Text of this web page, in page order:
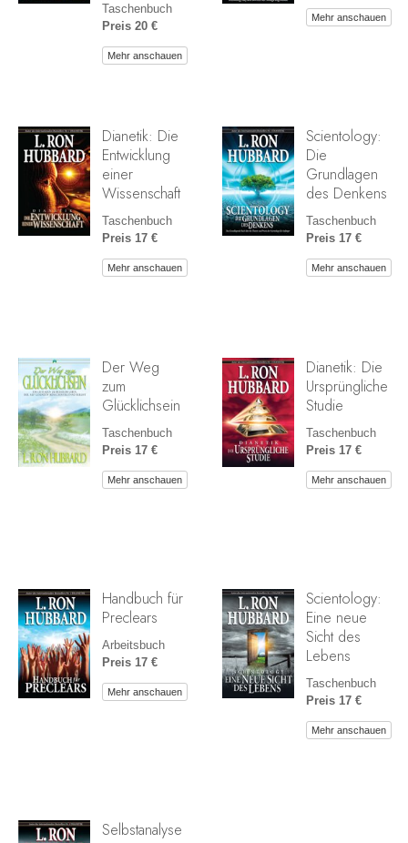
Taschenbuch
Preis 20 €
Mehr anschauen
Mehr anschauen
Dianetik: Die
Entwicklung
einer
Wissenschaft
Taschenbuch
Preis 17 €
Mehr anschauen
Scientology:
Die
Grundlagen
des Denkens
Taschenbuch
Preis 17 €
Mehr anschauen
Der Weg
zum
Glücklichsein
Taschenbuch
Preis 17 €
Mehr anschauen
Dianetik: Die
Ursprüngliche
Studie
Taschenbuch
Preis 17 €
Mehr anschauen
Handbuch für
Preclears
Arbeitsbuch
Preis 17 €
Mehr anschauen
Scientology:
Eine neue
Sicht des
Lebens
Taschenbuch
Preis 17 €
Mehr anschauen
Selbstanalyse